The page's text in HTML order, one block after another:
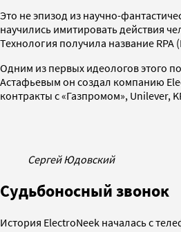
Это не эпизод из научно-
научились имитировать действия
Технология получила название
Одним из первых идеологов этого
Астафьевым он создал компанию
контракты с «Газпромом», Unilever,
Сергей Юдовский
Судьбоносный звонок
История ElectroNeek началась с